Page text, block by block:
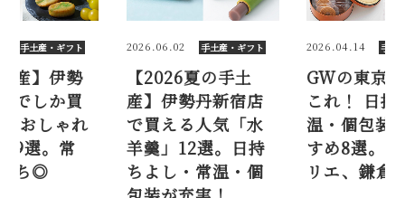
手土産・ギフト
の手土
丹新宿店
人気「水
選。日持
常温・個
2026.04.14 手土産・ギフト
GWの東京手土産は
これ！ 日持ち・常
温・個包装のおす
すめ8選。クラブハ
リエ、鎌倉紅谷…
2026.07.21 手土
【東京土産
丹新宿店で
えない！ お
なお菓子9
温、日持ち